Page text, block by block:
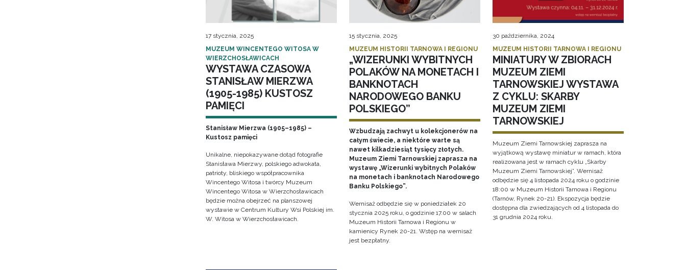
17 stycznia, 2025
MUZEUM WINCENTEGO WITOSA W
WIERZCHOSŁAWICACH
WYSTAWA CZASOWA
STANISŁAW MIERZWA
(1905-1985) KUSTOSZ
PAMIĘCI
Stanisław Mierzwa (1905–1985) –
Kustosz pamięci
Unikalne, niepokazywane dotąd fotografie
Stanisława Mierzwy, polskiego adwokata,
patrioty, bliskiego współpracownika
Wincentego Witosa i twórcy Muzeum
Wincentego Witosa w Wierzchosławicach
będzie można obejrzeć na planszowej
wystawie w Centrum Kultury Wsi Polskiej im.
W. Witosa w Wierzchosławicach.
15 stycznia, 2025
MUZEUM HISTORII TARNOWA I REGIONU
„WIZERUNKI WYBITNYCH
POLAKÓW NA MONETACH I
BANKNOTACH
NARODOWEGO BANKU
POLSKIEGO”
Wzbudzają zachwyt u kolekcjonerów na
całym świecie, a niektóre warte są
nawet kilkadziesiąt tysięcy złotych.
Muzeum Ziemi Tarnowskiej zaprasza na
wystawę „Wizerunki wybitnych Polaków
na monetach i banknotach Narodowego
Banku Polskiego”.
Wernisaż odbędzie się w poniedziałek 20
stycznia 2025 roku, o godzinie 17.00 w salach
Muzeum Historii Tarnowa i Regionu w
kamienicy Rynek 20-21. Wstęp na wernisaż
jest bezpłatny.
30 października, 2024
MUZEUM HISTORII TARNOWA I REGIONU
MINIATURY W ZBIORACH
MUZEUM ZIEMI
TARNOWSKIEJ WYSTAWA
Z CYKLU: SKARBY
MUZEUM ZIEMI
TARNOWSKIEJ
Muzeum Ziemi Tarnowskiej zaprasza na
wyjątkową wystawę miniatur w ramach, która
realizowana jest w ramach cyklu „Skarby
Muzeum Ziemi Tarnowskiej”. Wernisaż
odbędzie się 4 listopada 2024 roku o godzinie
18:00 w Muzeum Historii Tarnowa i Regionu
(Tarnów, Rynek 20-21). Ekspozycja będzie
dostępna dla zwiedzających od 4 listopada do
31 grudnia 2024 roku.